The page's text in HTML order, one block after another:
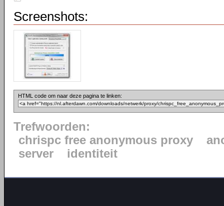
Screenshots:
HTML code om naar deze pagina te linken:
Trefwoorden:
chrispc free anonymous proxy
server
identiteit